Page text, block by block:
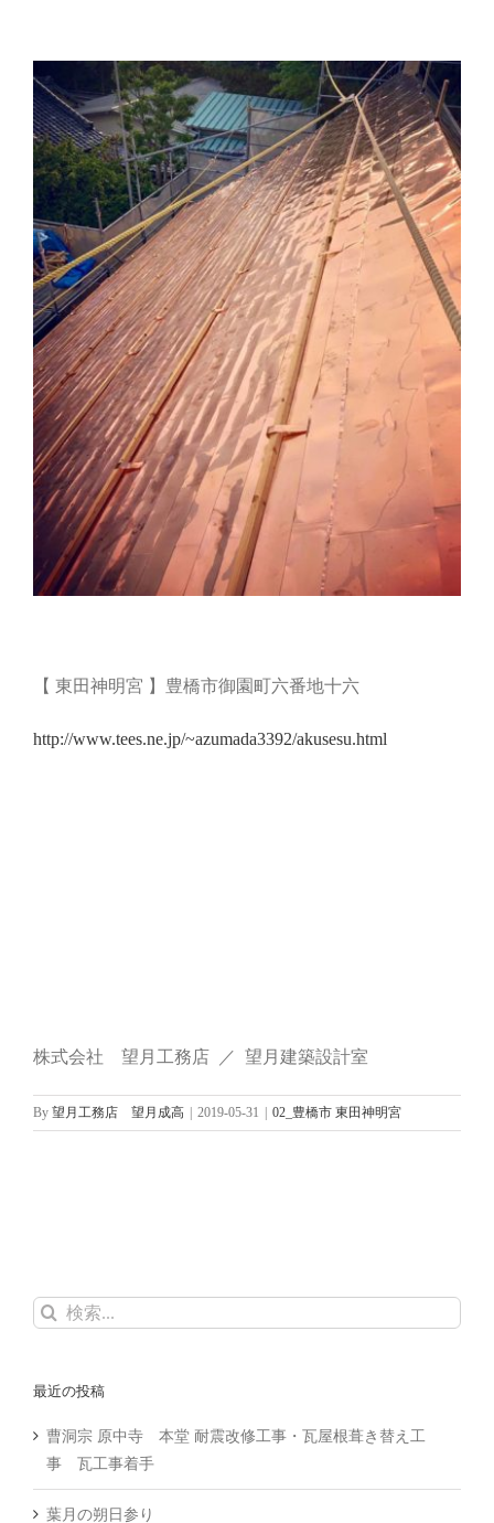
【 東田神明宮 】豊橋市御園町六番地十六
http://www.tees.ne.jp/~azumada3392/akusesu.html
株式会社 望月工務店 ／ 望月建築設計室
By 望月工務店 望月成高 2019-05-31 02_豊橋市 東田神明宮
検
最近の投稿
曹洞宗 原中寺 本堂 耐震改修工事・瓦屋根葺き替え工
事 瓦工事着手
葉月の朔日参り